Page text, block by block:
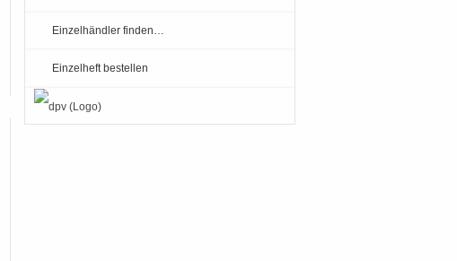
Einzelhändler finden…
Einzelheft bestellen